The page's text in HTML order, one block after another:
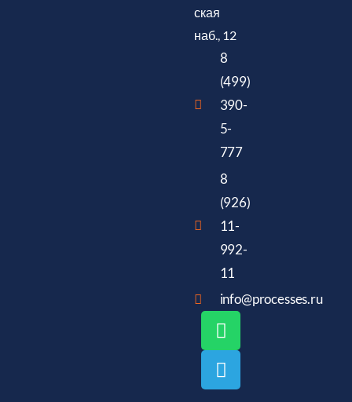
ская
наб., 12
8
(499)
390-
5-
777
8
(926)
11-
992-
11
info@processes.ru